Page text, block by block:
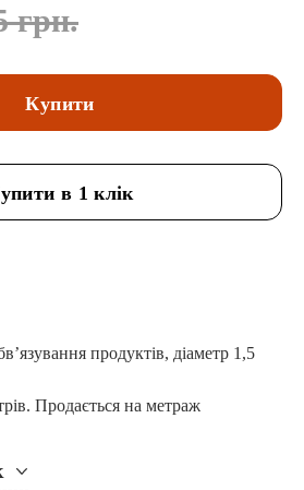
грн.
Купити
в 1 клік
продуктів, діаметр 1,5
Продається на метраж